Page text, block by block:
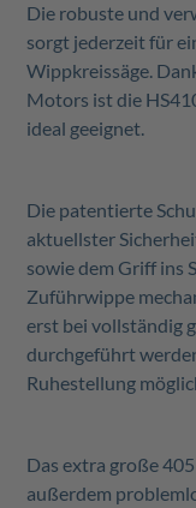
Die robuste und
sorgt jederzeit für
Wippkreissäge.
Motors ist die
ideal geeignet.
Die patentierte
aktuellster
sowie dem Griff ins
Zuführwippe
erst bei vollständig
durchgeführt
Ruhestellung
Das extra große
außerdem